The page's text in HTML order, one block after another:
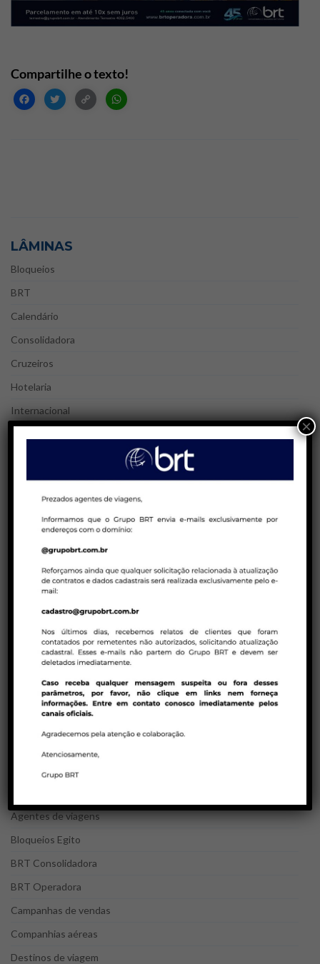
FacebookTwitter
Copy
LÂMINAS
Bloqueios
BRT
Calendário
Consolidadora
Cruzeiros
Hotelaria
Internacional
Réveillon
Terrestre
Treinamento
POSTS MAIS LIDOS
Blá, blá, blá! Agente de Viagens | Gatilhos
venda de pacotes de viagens!
23/01/2023 | COMPANHIAS AÉREAS
Canada
23/01/2023 | BRT CONSOLIDADORA
Política de ADMs Latam para reservas em
duplicidades
Agentes de viagens
Bloqueios Egito
BRT Consolidadora
BRT Operadora
Campanhas de vendas
Companhias aéreas
Destinos de viagem
×